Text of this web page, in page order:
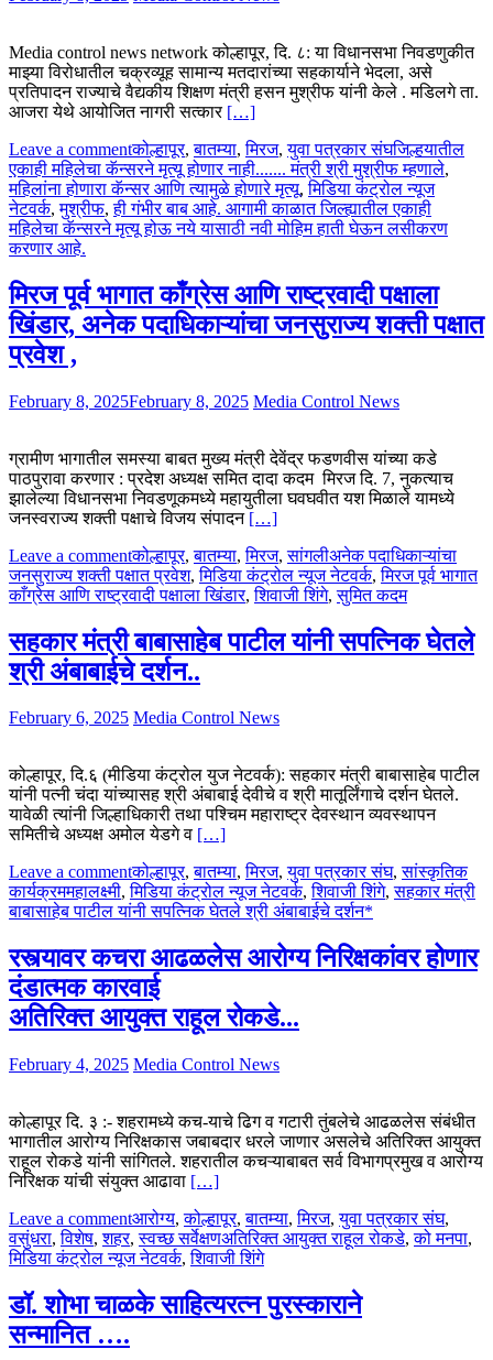
Media control news network कोल्हापूर, दि. ८: या विधानसभा निवडणुकीत
माझ्या विरोधातील चक्रव्यूह सामान्य मतदारांच्या सहकार्याने भेदला, असे
प्रतिपादन राज्याचे वैद्यकीय शिक्षण मंत्री हसन मुश्रीफ यांनी केले . मडिलगे ता.
आजरा येथे आयोजित नागरी सत्कार […]
Leave a commentकोल्हापूर,बातम्या,मिरज,युवा पत्रकार संघजिल्हयातील
एकाही महिलेचा कॅन्सरने मृत्यू होणार नाही....... मंत्री श्री मुश्रीफ म्हणाले,
महिलांना होणारा कॅन्सर आणि त्यामुळे होणारे मृत्यू,मिडिया कंट्रोल न्यूज
नेटवर्क,मुश्रीफ,ही गंभीर बाब आहे. आगामी काळात जिल्ह्यातील एकाही
महिलेचा कॅन्सरने मृत्यू होऊ नये यासाठी नवी मोहिम हाती घेऊन लसीकरण
करणार आहे.
मिरज पूर्व भागात काँग्रेस आणि राष्ट्रवादी पक्षाला
खिंडार, अनेक पदाधिकाऱ्यांचा जनसुराज्य शक्ती पक्षात
प्रवेश ,
February 8, 2025February 8, 2025 Media Control News
ग्रामीण भागातील समस्या बाबत मुख्य मंत्री देवेंद्र फडणवीस यांच्या कडे
पाठपुरावा करणार : प्रदेश अध्यक्ष समित दादा कदम मिरज दि. 7, नुकत्याच
झालेल्या विधानसभा निवडणूकमध्ये महायुतीला घवघवीत यश मिळाले यामध्ये
जनस्वराज्य शक्ती पक्षाचे विजय संपादन […]
Leave a commentकोल्हापूर,बातम्या,मिरज,सांगलीअनेक पदाधिकाऱ्यांचा
जनसुराज्य शक्ती पक्षात प्रवेश,मिडिया कंट्रोल न्यूज नेटवर्क,मिरज पूर्व भागात
काँग्रेस आणि राष्ट्रवादी पक्षाला खिंडार,शिवाजी शिंगे,सुमित कदम
सहकार मंत्री बाबासाहेब पाटील यांनी सपत्निक घेतले
श्री अंबाबाईचे दर्शन..
February 6, 2025 Media Control News
कोल्हापूर, दि.६ (मीडिया कंट्रोल युज नेटवर्क): सहकार मंत्री बाबासाहेब पाटील
यांनी पत्नी चंदा यांच्यासह श्री अंबाबाई देवीचे व श्री मातूर्लिंगाचे दर्शन घेतले.
यावेळी त्यांनी जिल्हाधिकारी तथा पश्चिम महाराष्ट्र देवस्थान व्यवस्थापन
समितीचे अध्यक्ष अमोल येडगे व […]
Leave a commentकोल्हापूर,बातम्या,मिरज,युवा पत्रकार संघ,सांस्कृतिक
कार्यक्रममहालक्ष्मी,मिडिया कंट्रोल न्यूज नेटवर्क,शिवाजी शिंगे,सहकार मंत्री
बाबासाहेब पाटील यांनी सपत्निक घेतले श्री अंबाबाईचे दर्शन*
रस्त्यावर कचरा आढळलेस आरोग्य निरिक्षकांवर होणार
दंडात्मक कारवाई
अतिरिक्त आयुक्त राहूल रोकडे...
February 4, 2025 Media Control News
कोल्हापूर दि. ३ :- शहरामध्ये कच-याचे ढिग व गटारी तुंबलेचे आढळलेस संबंधीत
भागातील आरोग्य निरिक्षकास जबाबदार धरले जाणार असलेचे अतिरिक्त आयुक्त
राहूल रोकडे यांनी सांगितले. शहरातील कचऱ्याबाबत सर्व विभागप्रमुख व आरोग्य
निरिक्षक यांची संयुक्त आढावा […]
Leave a commentआरोग्य,कोल्हापूर,बातम्या,मिरज,युवा पत्रकार संघ,
वसुंधरा,विशेष,शहर,स्वच्छ सर्वेक्षणअतिरिक्त आयुक्त राहूल रोकडे,को मनपा,
मिडिया कंट्रोल न्यूज नेटवर्क,शिवाजी शिंगे
डॉ. शोभा चाळके साहित्यरत्न पुरस्काराने
सन्मानित ….